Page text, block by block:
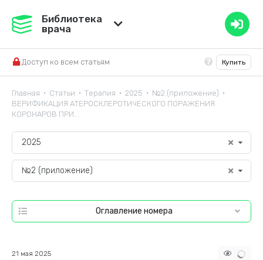
Медвестник
Справочник ЛС
Библиотека
врача
Доступ ко всем статьям Купить
Главная • Статьи • Терапия • 2025 • №2 (приложение) •
ВЕРИФИКАЦИЯ АТЕРОСКЛЕРОТИЧЕСКОГО ПОРАЖЕНИЯ
КОРОНАРОВ ПРИ...
2025
№2 (приложение)
Оглавление номера
21 мая 2025